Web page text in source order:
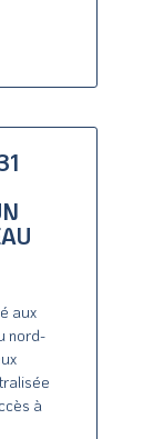
aux
nord-
à